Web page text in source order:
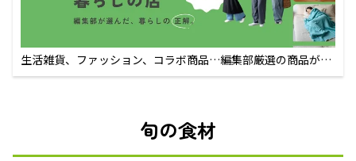
生活雑貨、ファッション、コラボ商品…編集部厳選の商品が買
えるECサイト
旬の食材